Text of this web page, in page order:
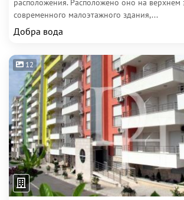
расположения. Расположено оно на верхнем
современного малоэтажного здания,...
Добра вода
12